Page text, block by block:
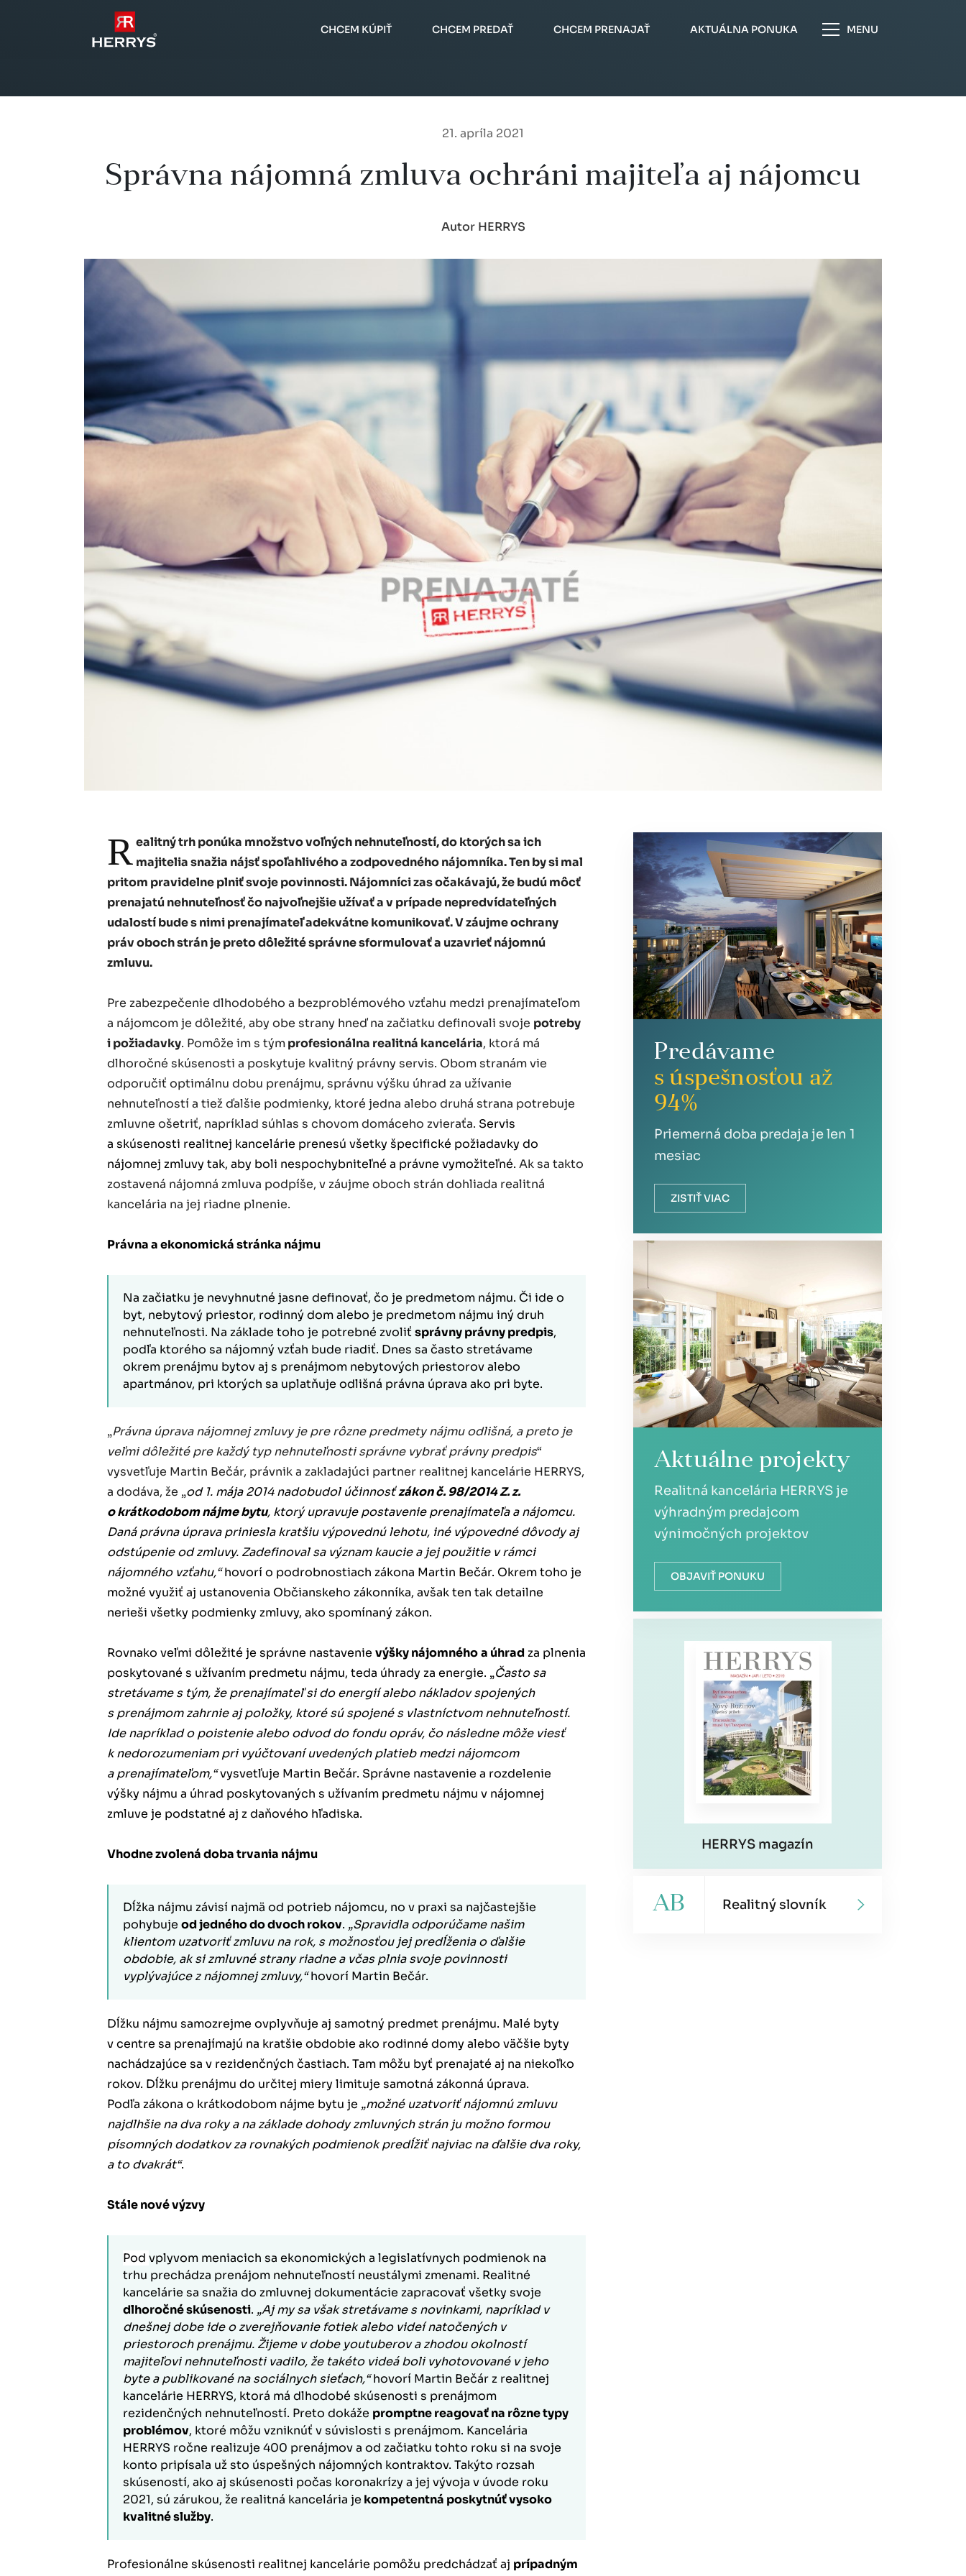
CHCEM KÚPIŤ CHCEM PREDAŤ CHCEM PRENAJAŤ AKTUÁLNA PONUKA MENU
21. apríla 2021
Správna nájomná zmluva ochráni majiteľa aj nájomcu
Autor HERRYS
Realitný trh ponúka množstvo voľných nehnuteľností, do ktorých sa ich
majitelia snažia nájsť spoľahlivého a zodpovedného nájomníka. Ten by si mal
pritom pravidelne plniť svoje povinnosti. Nájomníci zas očakávajú, že budú môcť
prenajatú nehnuteľnosť čo najvoľnejšie užívať a v prípade nepredvídateľných
udalostí bude s nimi prenajímateľ adekvátne komunikovať. V záujme ochrany
práv oboch strán je preto dôležité správne sformulovať a uzavrieť nájomnú
zmluvu.
Pre zabezpečenie dlhodobého a bezproblémového vzťahu medzi prenajímateľom
a nájomcom je dôležité, aby obe strany hneď na začiatku definovali svoje potreby
i požiadavky. Pomôže im s týmprofesionálna realitná kancelária, ktorá má
dlhoročné skúsenosti a poskytuje kvalitný právny servis. Obom stranám vie
odporučiť optimálnu dobu prenájmu, správnu výšku úhrad za užívanie
nehnuteľností a tiež ďalšie podmienky, ktoré jedna alebo druhá strana potrebuje
zmluvne ošetriť, napríklad súhlas s chovom domáceho zvieraťa. Servis
a skúsenosti realitnej kancelárie prenesú všetky špecifické požiadavky do
nájomnej zmluvy tak, aby boli nespochybniteľné a právne vymožiteľné. Ak sa takto
zostavená nájomná zmluva podpíše, v záujme oboch strán dohliada realitná
kancelária na jej riadne plnenie.
Právna a ekonomická stránka nájmu
Na začiatku je nevyhnutné jasne definovať, čo je predmetom nájmu. Či ide o
byt, nebytový priestor, rodinný dom alebo je predmetom nájmu iný druh
nehnuteľnosti. Na základe toho je potrebné zvoliťsprávny právny predpis,
podľa ktorého sa nájomný vzťah bude riadiť. Dnes sa často stretávame
okrem prenájmu bytov aj s prenájmom nebytových priestorov alebo
apartmánov, pri ktorých sa uplatňuje odlišná právna úprava ako pri byte.
„Právna úprava nájomnej zmluvy je pre rôzne predmety nájmu odlišná, a preto je
veľmi dôležité pre každý typ nehnuteľnosti správne vybrať právny predpis“
vysvetľuje Martin Bečár, právnik a zakladajúci partner realitnej kancelárie HERRYS,
a dodáva, že „od 1. mája 2014 nadobudol účinnosťzákon č. 98/2014 Z. z.
o krátkodobom nájme bytu, ktorý upravuje postavenie prenajímateľa a nájomcu.
Daná právna úprava priniesla kratšiu výpovednú lehotu, iné výpovedné dôvody aj
odstúpenie od zmluvy. Zadefinoval sa význam kaucie a jej použitie v rámci
nájomného vzťahu,“hovorí o podrobnostiach zákona Martin Bečár. Okrem toho je
možné využiť aj ustanovenia Občianskeho zákonníka, avšak ten tak detailne
nerieši všetky podmienky zmluvy, ako spomínaný zákon.
Rovnako veľmi dôležité je správne nastavenie výšky nájomnéhoa úhradza plnenia
poskytované s užívaním predmetu nájmu, teda úhrady za energie. „Často sa
stretávame s tým, že prenajímateľ si do energií alebo nákladov spojených
s prenájmom zahrnie aj položky, ktoré sú spojené s vlastníctvom nehnuteľností.
Ide napríklad o poistenie alebo odvod do fondu opráv, čo následne môže viesť
k nedorozumeniam pri vyúčtovaní uvedených platieb medzi nájomcom
a prenajímateľom,“vysvetľuje Martin Bečár. Správne nastavenie a rozdelenie
výšky nájmu a úhrad poskytovaných s užívaním predmetu nájmu v nájomnej
zmluve je podstatné aj z daňového hľadiska.
Vhodne zvolená doba trvania nájmu
Dĺžka nájmu závisí najmä od potrieb nájomcu, no v praxi sa najčastejšie
pohybuje od jedného do dvoch rokov. „Spravidla odporúčame našim
klientom uzatvoriť zmluvu na rok, s možnosťou jej predĺženia o ďalšie
obdobie, ak si zmluvné strany riadne a včas plnia svoje povinnosti
vyplývajúce z nájomnej zmluvy,“hovorí Martin Bečár.
Dĺžku nájmu samozrejme ovplyvňuje aj samotný predmet prenájmu. Malé byty
v centre sa prenajímajú na kratšie obdobie ako rodinné domy alebo väčšie byty
nachádzajúce sa v rezidenčných častiach. Tam môžu byť prenajaté aj na niekoľko
rokov. Dĺžku prenájmu do určitej miery limituje samotná zákonná úprava.
Podľa zákona o krátkodobom nájme bytu je „možné uzatvoriť nájomnú zmluvu
najdlhšie na dva roky a na základe dohody zmluvných strán ju možno formou
písomných dodatkov za rovnakých podmienok predĺžiť najviac na ďalšie dva roky,
a to dvakrát“.
Stále nové výzvy
Pod vplyvom meniacich sa ekonomických a legislatívnych podmienok na
trhu prechádza prenájom nehnuteľností neustálymi zmenami. Realitné
kancelárie sa snažia do zmluvnej dokumentácie zapracovať všetky svoje
dlhoročné skúsenosti. „Aj my sa však stretávame s novinkami, napríklad v
dnešnej dobe ide o zverejňovanie fotiek alebo videí natočených v
priestoroch prenájmu. Žijeme v dobe youtuberov a zhodou okolností
majiteľovi nehnuteľnosti vadilo, že takéto videá boli vyhotovované v jeho
byte a publikované na sociálnych sieťach,“hovorí Martin Bečár z realitnej
kancelárie HERRYS, ktorá má dlhodobé skúsenosti s prenájmom
rezidenčných nehnuteľností. Preto dokáže promptne reagovať na rôzne typy
problémov, ktoré môžu vzniknúť v súvislosti s prenájmom. Kancelária
HERRYS ročne realizuje 400 prenájmov a od začiatku tohto roku si na svoje
konto pripísala už sto úspešných nájomných kontraktov. Takýto rozsah
skúseností, ako aj skúsenosti počas koronakrízy a jej vývoja v úvode roku
2021, sú zárukou, že realitná kancelária je kompetentná poskytnúť vysoko
kvalitné služby.
Profesionálne skúsenosti realitnej kancelárie pomôžu predchádzať aj prípadným
Predávame
s úspešnosťou až
94%
Priemerná doba predaja je len 1
mesiac
ZISTIŤ VIAC
Aktuálne projekty
Realitná kancelária HERRYS je
výhradným predajcom
výnimočných projektov
OBJAVIŤ PONUKU
HERRYS magazín
AB Realitný slovník